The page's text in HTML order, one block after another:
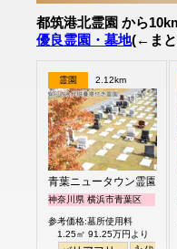
都筑港北霊園 から
優良霊園・墓地(←まと
霊園 2.12km
青葉ニュータウン霊園
神奈川県 横浜市青葉区
参考価格:墓所使用料
1.25㎡ 91.25万円より